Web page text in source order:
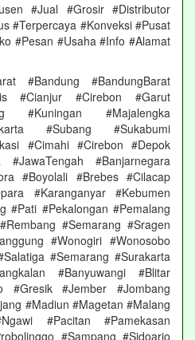
#Jual #Grosir #Distributor
#Terpercaya #Konveksi #Pusat
#Pesan #Usaha #Info #Alamat
#Bandung #BandungBarat
#Cianjur #Cirebon #Garut
#Kuningan #Majalengka
#Subang #Sukabumi
#Cimahi #Cirebon #Depok
#JawaTengah #Banjarnegara
#Boyolali #Brebes #Cilacap
#Karanganyar #Kebumen
#Pati #Pekalongan #Pemalang
#Semarang #Sragen
#Wonogiri #Wonosobo
#Semarang #Surakarta
#Banyuwangi #Blitar
#Gresik #Jember #Jombang
#Madiun #Magetan #Malang
#Pacitan #Pamekasan
#Sampang #Sidoarjo